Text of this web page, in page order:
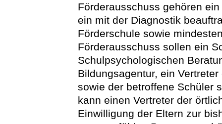
Förderausschuss gehören
ein mit der Diagnostik
Förderschule sowie
Förderausschuss sollen ein
Schulpsychologischen
Bildungsagentur, ein
sowie der betroffene Schüler
kann einen Vertreter der
Einwilligung der Eltern zur